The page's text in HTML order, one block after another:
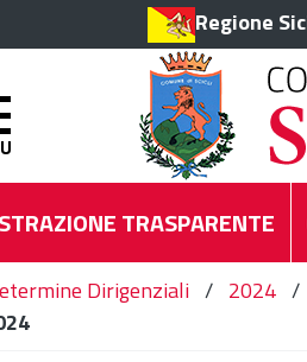
Regione
TRASPARENTE
Dirigenziali / 2024 /